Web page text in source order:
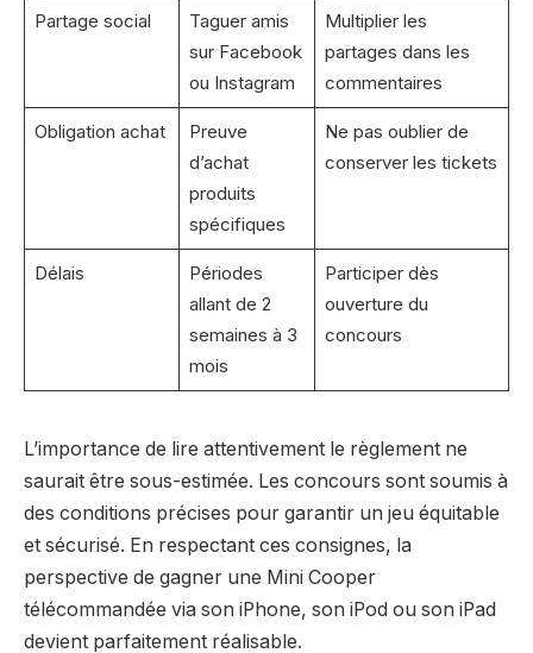
Partage social
Taguer amis
sur Facebook
ou Instagram
Multiplier les
partages dans les
commentaires
Obligation achat
Preuve
d’achat
produits
spécifiques
Ne pas oublier de
conserver les tickets
Délais
Périodes
allant de 2
semaines à 3
mois
Participer dès
ouverture du
concours
L’importance de lire attentivement le règlement ne
saurait être sous-estimée. Les concours sont soumis à
des conditions précises pour garantir un jeu équitable
et sécurisé. En respectant ces consignes, la
perspective de gagner une Mini Cooper
télécommandée via son iPhone, son iPod ou son iPad
devient parfaitement réalisable.